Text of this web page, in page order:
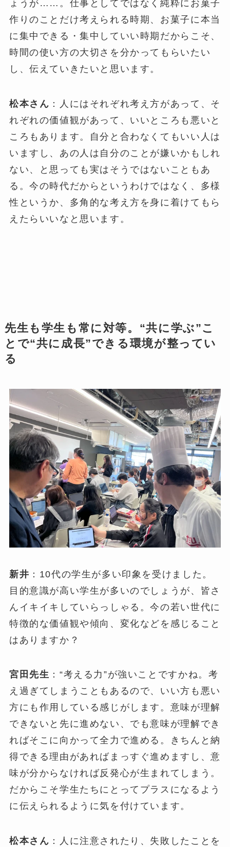
ょうが……。仕事としてではなく純粋にお菓子
作りのことだけ考えられる時期、お菓子に本当
に集中できる・集中していい時期だからこそ、
時間の使い方の大切さを分かってもらいたい
し、伝えていきたいと思います。
松本さん ：人にはそれぞれ考え方があって、そ
れぞれの価値観があって、いいところも悪いと
ころもあります。自分と合わなくてもいい人は
いますし、あの人は自分のことが嫌いかもしれ
ない、と思っても実はそうではないこともあ
る。今の時代だからというわけではなく、多様
性というか、多角的な考え方を身に着けてもら
えたらいいなと思います。
先生も学生も常に対等。“共に学ぶ”こ
とで“共に成長”できる環境が整ってい
る
新井 ：10代の学生が多い印象を受けました。
目的意識が高い学生が多いのでしょうが、皆さ
んイキイキしていらっしゃる。今の若い世代に
特徴的な価値観や傾向、変化などを感じること
はありますか？
宮田先生 ：“考える力”が強いことですかね。考
え過ぎてしまうこともあるので、いい方も悪い
方にも作用している感じがします。意味が理解
できないと先に進めない、でも意味が理解でき
ればそこに向かって全力で進める。きちんと納
得できる理由があればまっすぐ進めますし、意
味が分からなければ反発心が生まれてしまう。
だからこそ学生たちにとってプラスになるよう
に伝えられるように気を付けています。
松本さん ：人に注意されたり、失敗したことを